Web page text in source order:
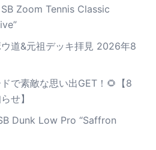
Zoom Tennis Classic
ウ道&元祖デッキ拝見 2026年8
で素敵な思い出GET！🌻【8
せ】
Dunk Low Pro “Saffron